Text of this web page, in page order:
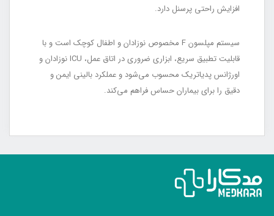
افزایش راحتی پرسنل دارد.
سیستم مپلسون F مخصوص نوزادان و اطفال کوچک است و با
قابلیت تطبیق سریع، ابزاری ضروری در اتاق عمل، ICU نوزادان و
اورژانس پدیاتریک محسوب می‌شود و عملکرد بالینی ایمن و
دقیق را برای بیماران حساس فراهم می‌کند.